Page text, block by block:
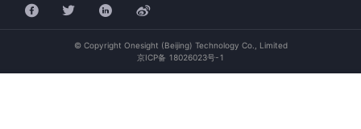
© Copyright Onesight (Beijing) Technology Co., Limited
京ICP备 18026023号-1